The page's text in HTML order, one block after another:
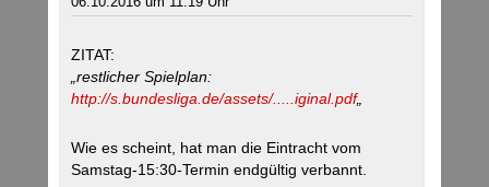
ZITAT:
„restlicher Spielplan:
http://s.bundesliga.de/assets/.....iginal.pdf„
Wie es scheint, hat man die Eintracht vom
Samstag-15:30-Termin endgültig verbannt.